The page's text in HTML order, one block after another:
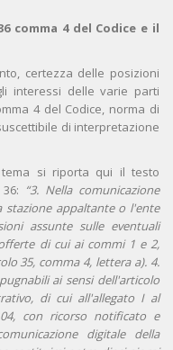
comma 4 del Codice e il
certezza delle posizioni
interessi delle varie parti
4 del Codice, norma di
di interpretazione
si riporta qui il testo
“3. Nella comunicazione
stazione appaltante o l'ente
assunte sulle eventuali
di cui ai commi 1 e 2,
35, comma 4, lettera a). 4.
ai sensi dell'articolo
di cui all'allegato I al
con ricorso notificato e
digitale della